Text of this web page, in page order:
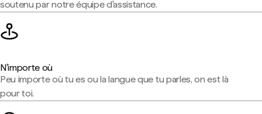
soutenu par notre équipe d'assistance.
N'importe où
Peu importe où tu es ou la langue que tu parles, on est là
pour toi.